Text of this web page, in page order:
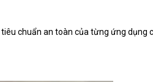
chuẩn an toàn của từng ứng dụng